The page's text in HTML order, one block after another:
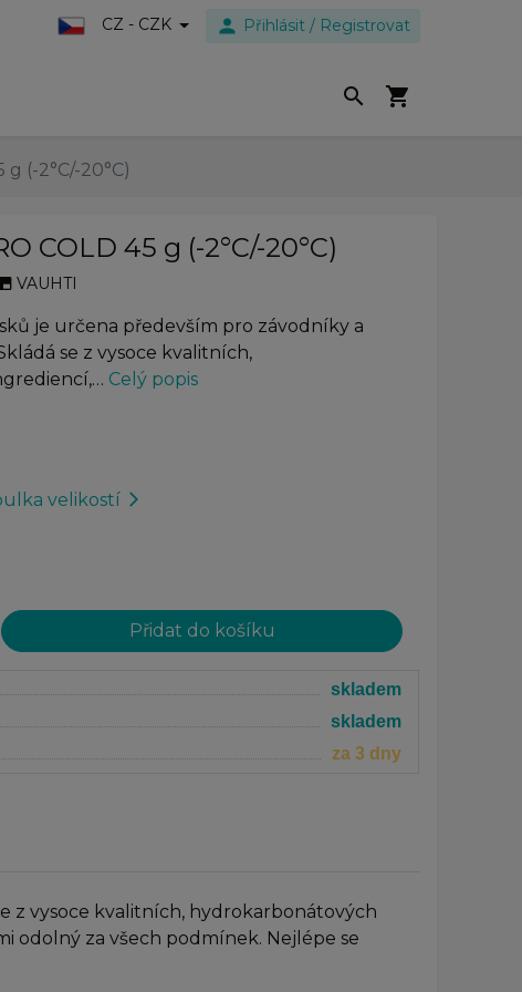
CZ - CZK person Přihlásit / Registrovat
search shopping_cart
(-2°C/-20°C)
COLD 45 g (-2°C/-20°C)
VAUHTI
je určena především pro závodníky a
se z vysoce kvalitních,
Celý popis
velikostí arrow_forward_ios
skladem
skladem
za 3 dny
z vysoce kvalitních, hydrokarbonátových
odolný za všech podmínek. Nejlépe se